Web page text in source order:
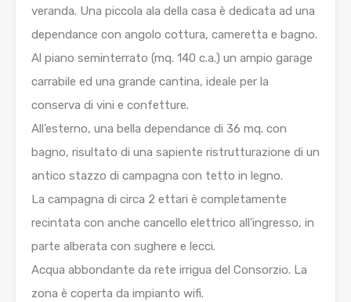
veranda. Una piccola ala della casa è dedicata ad una
dependance con angolo cottura, cameretta e bagno.
Al piano seminterrato (mq. 140 c.a.) un ampio garage
carrabile ed una grande cantina, ideale per la
conserva di vini e confetture.
All’esterno, una bella dependance di 36 mq. con
bagno, risultato di una sapiente ristrutturazione di un
antico stazzo di campagna con tetto in legno.
La campagna di circa 2 ettari è completamente
recintata con anche cancello elettrico all’ingresso, in
parte alberata con sughere e lecci.
Acqua abbondante da rete irrigua del Consorzio. La
zona è coperta da impianto wifi.